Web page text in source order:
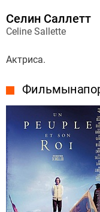
Селин Саллетт
Celine Sallette
Актриса.
Фильмы на